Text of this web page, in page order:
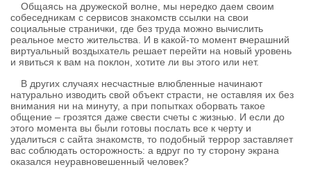
Общаясь на дружеской волне, мы нередко даем своим
собеседникам с сервисов знакомств ссылки на свои
социальные странички, где без труда можно вычислить
реальное место жительства. И в какой-то момент вчерашний
виртуальный воздыхатель решает перейти на новый уровень
и явиться к вам на поклон, хотите ли вы этого или нет.
В других случаях несчастные влюбленные начинают
натурально изводить свой объект страсти, не оставляя их без
внимания ни на минуту, а при попытках оборвать такое
общение – грозятся даже свести счеты с жизнью. И если до
этого момента вы были готовы послать все к черту и
удалиться с сайта знакомств, то подобный террор заставляет
вас соблюдать осторожность: а вдруг по ту сторону экрана
оказался неуравновешенный человек?